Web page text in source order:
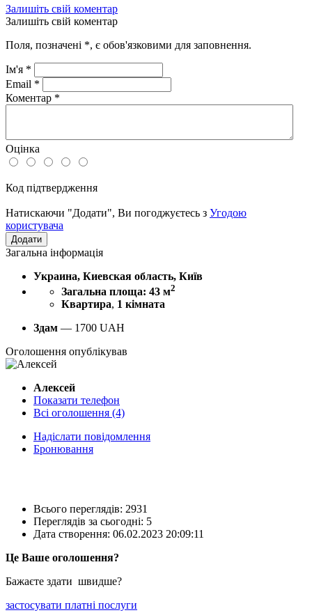
Залишіть свій коментар
Залишіть свій коментар
Поля, позначені *, є обов'язковими для заповнення.
Ім'я *
Email *
Коментар *
Оцінка
Код підтвердження
Натискаючи "Додати", Ви погоджуєтесь з Угодою
користувача
Загальна інформація
Украина, Киевская область, Київ
Загальна площа: 43 м2
Квартира, 1 кімната
Здам — 1700 UAH
Оголошення опублікував
Алексей
Показати телефон
Всі оголошення (4)
Надіслати повідомлення
Бронювання
Всього переглядів: 2931
Переглядів за сьогодні: 5
Дата створення: 06.02.2023 20:09:11
Це Ваше оголошення?
Бажаєте здати швидше?
застосувати платні послуги